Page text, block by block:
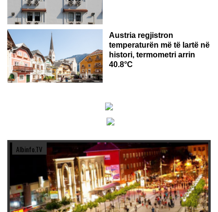
Austria regjistron
temperaturën më të lartë në
histori, termometri arrin
40.8°C
Albinfo.TV